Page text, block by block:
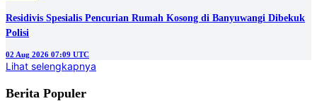
Residivis Spesialis Pencurian Rumah Kosong di Banyuwangi Dibekuk
Polisi
02 Aug 2026 07:09 UTC
Lihat selengkapnya
Berita Populer